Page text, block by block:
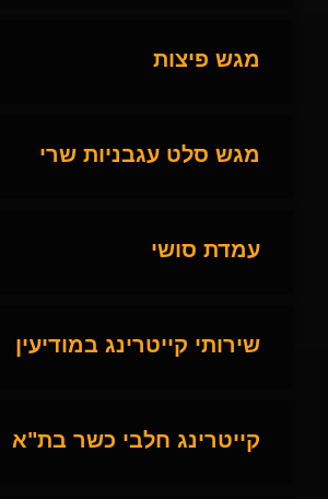
מגש פיצות
מגש סלט עגבניות שרי
עמדת סושי
שירותי קייטרינג במודיעין
קייטרינג חלבי כשר בת"א